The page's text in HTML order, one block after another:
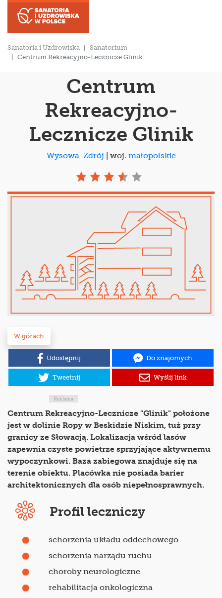
Sanatoria i Uzdrowiska
Sanatorium
Centrum Rekreacyjno-Lecznicze Glinik
Centrum
Rekreacyjno-
Lecznicze Glinik
Wysowa-Zdrój | woj. małopolskie
W górach
Udostępnij Do znajomych
Tweetnij Wyślij link
Reklama
Centrum Rekreacyjno-Lecznicze "Glinik" położone
jest w dolinie Ropy w Beskidzie Niskim, tuż przy
granicy ze Słowacją. Lokalizacja wśród lasów
zapewnia czyste powietrze sprzyjające aktywnemu
wypoczynkowi. Baza zabiegowa znajduje się na
terenie obiektu. Placówka nie posiada barier
architektonicznych dla osób niepełnosprawnych.
Profil leczniczy
schorzenia układu oddechowego
schorzenia narządu ruchu
choroby neurologiczne
rehabilitacja onkologiczna